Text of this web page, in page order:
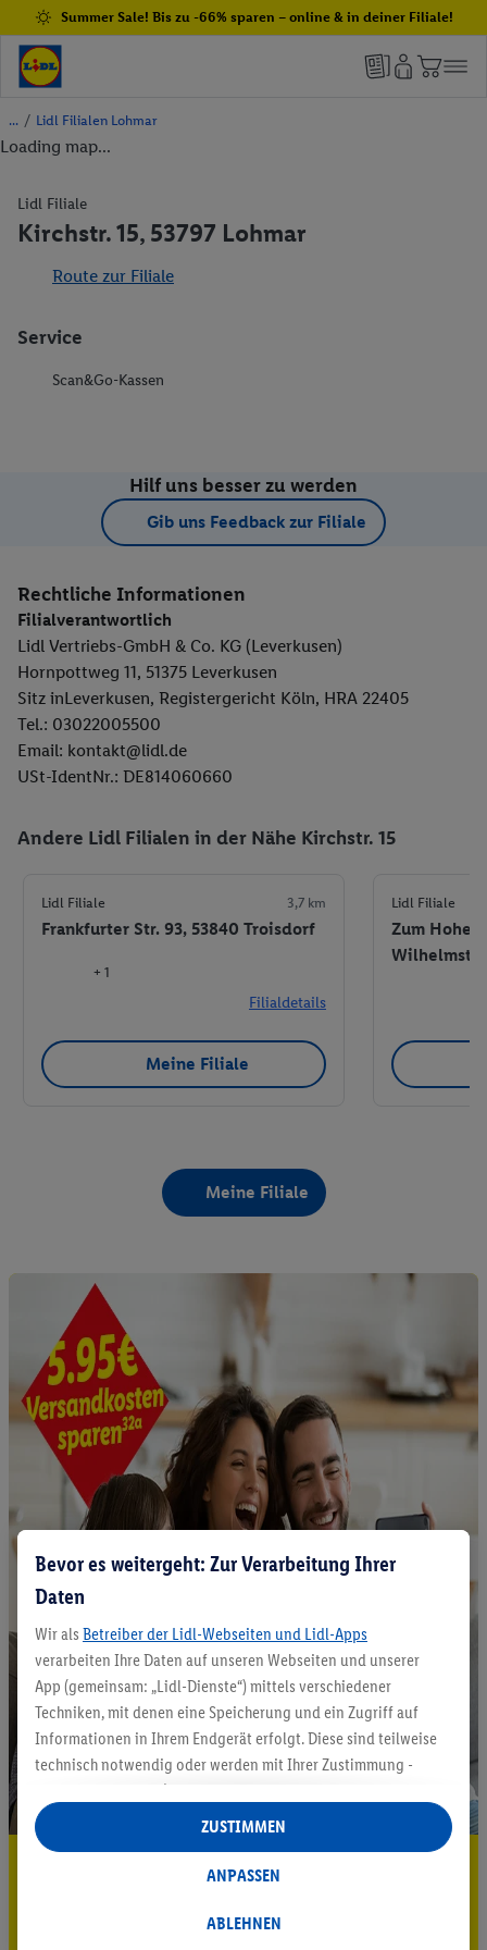
Summer Sale! Bis zu -66% sparen – online & in deiner Filiale!
/ Lidl Filialen Lohmar
Loading map...
Lidl Filiale
Kirchstr. 15, 53797 Lohmar
Route zur Filiale
Service
Scan&Go-Kassen
Hilf uns besser zu werden
Gib uns Feedback zur Filiale
Rechtliche Informationen
Filialverantwortlich
Lidl Vertriebs-GmbH & Co. KG (Leverkusen)
Hornpottweg 11, 51375 Leverkusen
Sitz inLeverkusen, Registergericht Köln, HRA 22405
Tel.: 03022005500
Email: kontakt@lidl.de
USt-IdentNr.: DE814060660
Andere Lidl Filialen in der Nähe Kirchstr. 15
Lidl Filiale 3,7 km
Frankfurter Str. 93, 53840 Troisdorf
+ 1
Filialdetails
Meine Filiale
Lidl Filiale
Zum
Meine Filiale
5.95 € Versand sparen³²ᵃ
Bevor es weitergeht: Zur Verarbeitung Ihrer
Daten
Wir als Betreiber der Lidl-Webseiten und Lidl-Apps
verarbeiten Ihre Daten auf unseren Webseiten und unserer
App (gemeinsam: „Lidl-Dienste“) mittels verschiedener
Techniken, mit denen eine Speicherung und ein Zugriff auf
Informationen in Ihrem Endgerät erfolgt. Diese sind teilweise
technisch notwendig oder werden mit Ihrer Zustimmung -
auch durch Partner (u.a.
Verantwortliche; im Zusammenhang mit dem IAB TCF
insgesamt
Statistik-Erstellung oder für personalisierte Werbung
Datenverarbeitungen für personalisierte Werbung werden
ABLEHNEN
ANPASSEN
ZUSTIMMEN